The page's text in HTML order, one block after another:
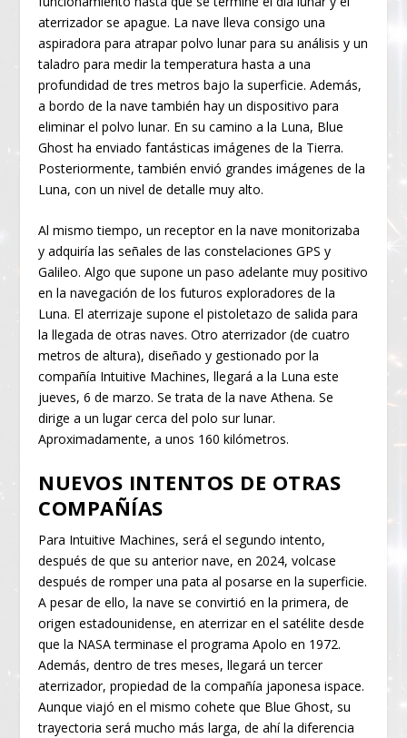
aterrizador se apague. La nave lleva consigo una
aspiradora para atrapar polvo lunar para su análisis y un
taladro para medir la temperatura hasta a una
profundidad de tres metros bajo la superficie. Además,
a bordo de la nave también hay un dispositivo para
eliminar el polvo lunar. En su camino a la Luna, Blue
Ghost ha enviado fantásticas imágenes de la Tierra.
Posteriormente, también envió grandes imágenes de la
Luna, con un nivel de detalle muy alto.
Al mismo tiempo, un receptor en la nave monitorizaba
y adquiría las señales de las constelaciones GPS y
Galileo. Algo que supone un paso adelante muy positivo
en la navegación de los futuros exploradores de la
Luna. El aterrizaje supone el pistoletazo de salida para
la llegada de otras naves. Otro aterrizador (de cuatro
metros de altura), diseñado y gestionado por la
compañía Intuitive Machines, llegará a la Luna este
jueves, 6 de marzo. Se trata de la nave Athena. Se
dirige a un lugar cerca del polo sur lunar.
Aproximadamente, a unos 160 kilómetros.
NUEVOS INTENTOS DE OTRAS
COMPAÑÍAS
Para Intuitive Machines, será el segundo intento,
después de que su anterior nave, en 2024, volcase
después de romper una pata al posarse en la superficie.
A pesar de ello, la nave se convirtió en la primera, de
origen estadounidense, en aterrizar en el satélite desde
que la NASA terminase el programa Apolo en 1972.
Además, dentro de tres meses, llegará un tercer
aterrizador, propiedad de la compañía japonesa ispace.
Aunque viajó en el mismo cohete que Blue Ghost, su
trayectoria será mucho más larga, de ahí la diferencia